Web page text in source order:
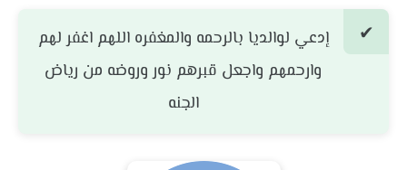
إدعي لوالديا بالرحمه والمغفره اللهم اغفر لهم
وارحمهم واجعل قبرهم نور وروضه من رياض
الجنه